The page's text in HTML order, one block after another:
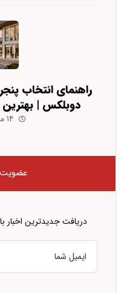
راهنمای انتخاب
دوبلکس |
۱۴ مرداد ۱۴۰۵
عضویت
دریافت جدیدترین اخبار